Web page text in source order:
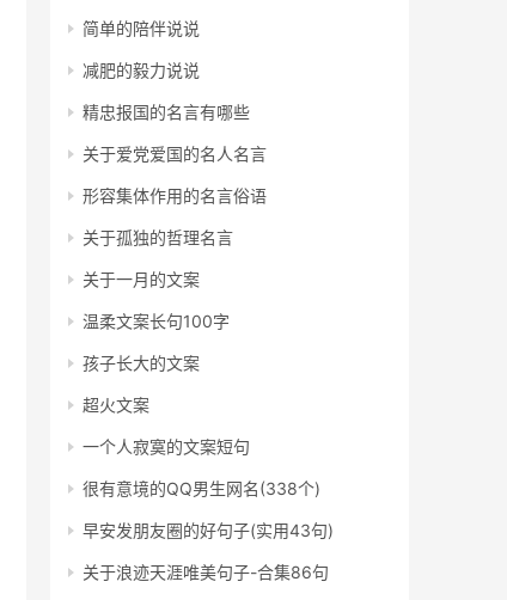
简单的陪伴说说
减肥的毅力说说
精忠报国的名言有哪些
关于爱党爱国的名人名言
形容集体作用的名言俗语
关于孤独的哲理名言
关于一月的文案
温柔文案长句100字
孩子长大的文案
超火文案
一个人寂寞的文案短句
很有意境的QQ男生网名(338个)
早安发朋友圈的好句子(实用43句)
关于浪迹天涯唯美句子-合集86句